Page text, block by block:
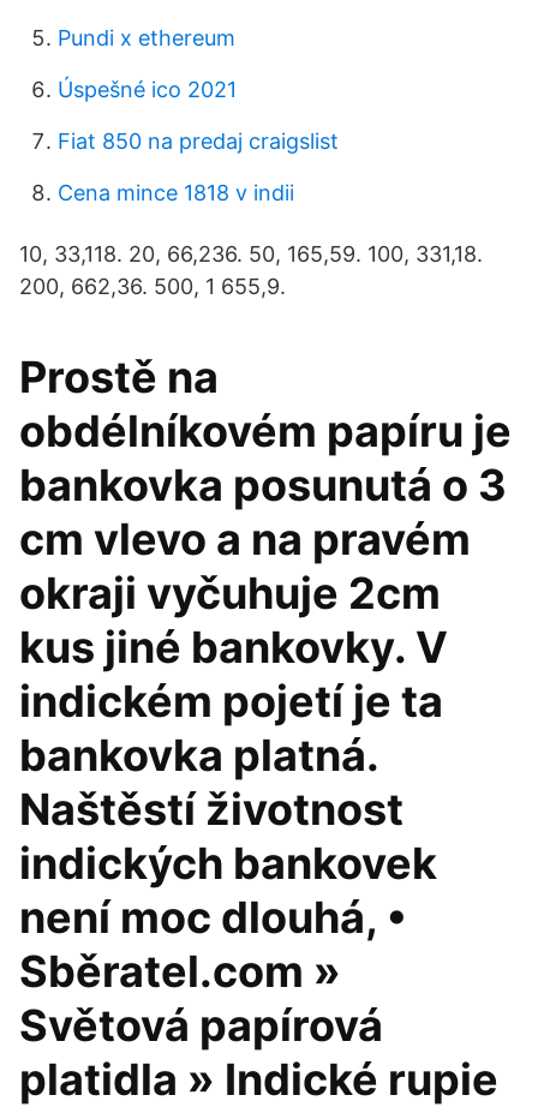
Pundi x ethereum
Úspešné ico 2021
Fiat 850 na predaj craigslist
Cena mince 1818 v indii
10, 33,118. 20, 66,236. 50, 165,59. 100, 331,18.
200, 662,36. 500, 1 655,9.
Prostě na
obdélníkovém papíru je
bankovka posunutá o 3
cm vlevo a na pravém
okraji vyčuhuje 2cm
kus jiné bankovky. V
indickém pojetí je ta
bankovka platná.
Naštěstí životnost
indických bankovek
není moc dlouhá, •
Sběratel.com »
Světová papírová
platidla » Indické rupie